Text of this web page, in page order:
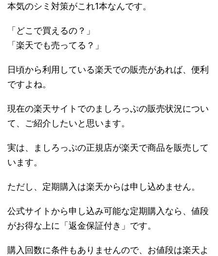
本気のシミ対策がこれ1本なんです。
「どこで買えるの？」
「楽天でも売ってる？」
日頃から利用している楽天での販売があれば、便利
ですよね。
現在の楽天サイトでのましろっぷの販売状況につい
て、ご紹介したいと思います。
実は、ましろっぷの正規店が楽天で商品を販売して
います。
ただし、定期購入は楽天からは申し込めません。
公式サイトから申し込み可能な定期購入なら、値段
がお得な上に「返金保証付き」です。
購入回数に条件もありませんので、お値段は楽天よ